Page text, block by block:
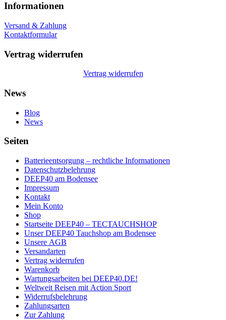
Informationen
Versand & Zahlung
Kontaktformular
Vertrag widerrufen
Vertrag widerrufen
News
Blog
News
Seiten
Batterieentsorgung – rechtliche Informationen
Datenschutzbelehrung
DEEP40 am Bodensee
Impressum
Kontakt
Mein Konto
Shop
Startseite DEEP40 – TECTAUCHSHOP
Unser DEEP40 Tauchshop am Bodensee
Unsere AGB
Versandarten
Vertrag widerrufen
Warenkorb
Wartungsarbeiten bei DEEP40.DE!
Weltweit Reisen mit Action Sport
Widerrufsbelehrung
Zahlungsarten
Zur Zahlung